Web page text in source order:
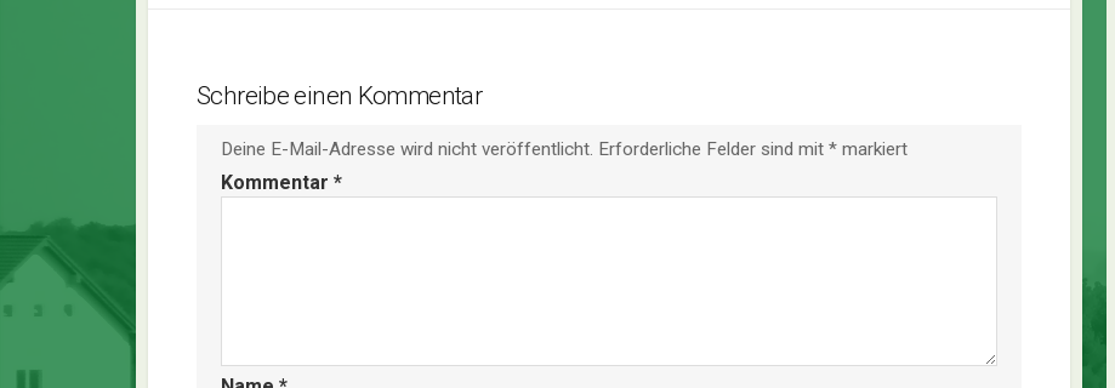
Schreibe einen Kommentar
Deine E-Mail-Adresse wird nicht veröffentlicht. Erforderliche Felder sind mit * markiert
Kommentar *